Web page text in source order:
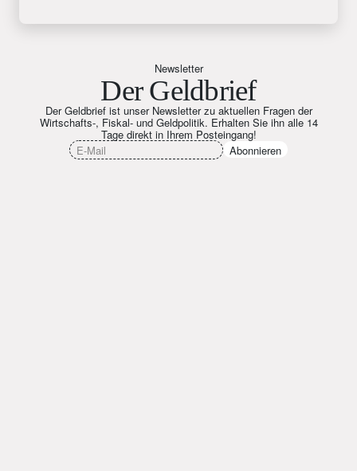
Newsletter
Der Geldbrief
Der Geldbrief ist unser Newsletter zu aktuellen Fragen der
Wirtschafts-, Fiskal- und Geldpolitik. Erhalten Sie ihn alle 14
Tage direkt in Ihrem Posteingang!